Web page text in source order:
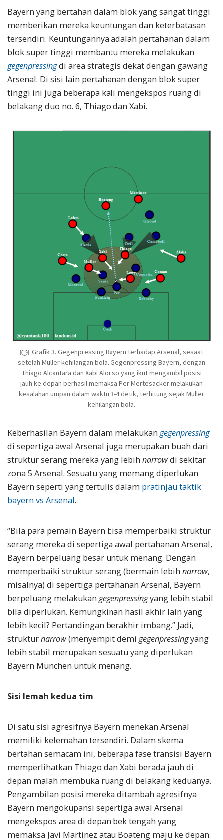
Bayern yang bertahan dalam blok yang sangat tinggi
memberikan mereka keuntungan dan keterbatasan
tersendiri. Keuntungannya adalah pertahanan dalam
blok super tinggi membantu mereka melakukan
gegenpressingdi area strategis dekat dengan gawang
Arsenal. Di sisi lain pertahanan dengan blok super
tinggi ini juga beberapa kali mengekspos ruang di
belakang duo no. 6, Thiago dan Xabi.
Grafik 3. Gegenpressing Bayern terhadap Arsenal, sesaat
setelah Muller kehilangan bola. Gegenpressing Bayern, dengan
Thiago Alcantara dan Xabi Alonso yang ikut mengambil posisi
jauh ke depan berhasil memaksa Per Mertesacker melakukan
kesalahan umpan dalam waktu 3-4 detik, terhitung sejak Muller
kehilangan bola.
Keberhasilan Bayern dalam melakukan gegenpressing
di sepertiga awal Arsenal juga merupakan buah dari
struktur serang mereka yang lebih narrowdi sekitar
zona 5 Arsenal. Sesuatu yang memang diperlukan
Bayern seperti yang tertulis dalam pratinjau taktik
bayern vs Arsenal.
“Bila para pemain Bayern bisa memperbaiki struktur
serang mereka di sepertiga awal pertahanan Arsenal,
Bayern berpeluang besar untuk menang. Dengan
memperbaiki struktur serang (bermain lebih narrow,
misalnya) di sepertiga pertahanan Arsenal, Bayern
berpeluang melakukan gegenpressingyang lebih stabil
bila diperlukan. Kemungkinan hasil akhir lain yang
lebih kecil? Pertandingan berakhir imbang.” Jadi,
strukturnarrow(menyempit demi gegenpressingyang
lebih stabil merupakan sesuatu yang diperlukan
Bayern Munchen untuk menang.
Sisi lemah kedua tim
Di satu sisi agresifnya Bayern menekan Arsenal
memiliki kelemahan tersendiri. Dalam skema
bertahan semacam ini, beberapa fase transisi Bayern
memperlihatkan Thiago dan Xabi berada jauh di
depan malah membuka ruang di belakang keduanya.
Pengambilan posisi mereka ditambah agresifnya
Bayern mengokupansi sepertiga awal Arsenal
mengekspos area di depan bek tengah yang
memaksa Javi Martinez atau Boateng maju ke depan.